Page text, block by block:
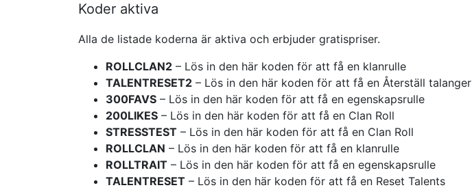
Koder aktiva
Alla de listade koderna är aktiva och erbjuder gratispriser.
ROLLCLAN2 – Lös in den här koden för att få en klanrulle
TALENTRESET2 – Lös in den här koden för att få en Återställ talanger
300FAVS – Lös in den här koden för att få en egenskapsrulle
200LIKES – Lös in den här koden för att få en Clan Roll
STRESSTEST – Lös in den här koden för att få en Clan Roll
ROLLCLAN – Lös in den här koden för att få en klanrulle
ROLLTRAIT – Lös in den här koden för att få en egenskapsrulle
TALENTRESET – Lös in den här koden för att få en Reset Talents